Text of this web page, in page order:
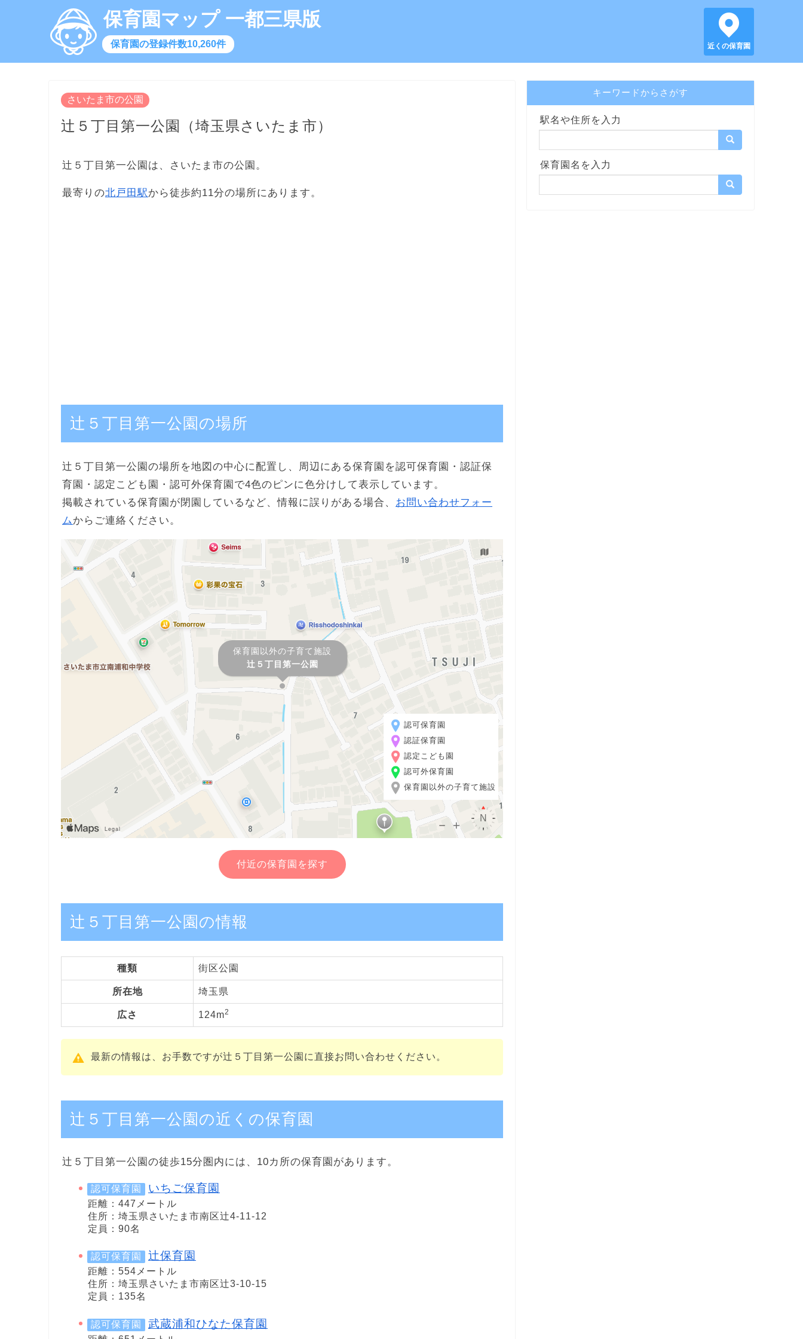
保育園マップ 一都三県版
保育園の登録件数10,260件 近くの保育園
さいたま市の公園
辻５丁目第一公園（埼玉県さいたま市）
辻５丁目第一公園は、さいたま市の公園。
最寄りの北戸田駅から徒歩約11分の場所にあります。
辻５丁目第一公園の場所
辻５丁目第一公園の場所を地図の中心に配置し、周辺にある保育園を認可保育園・認証保
育園・認定こども園・認可外保育園で4色のピンに色分けして表示しています。
掲載されている保育園が閉園しているなど、情報に誤りがある場合、 お問い合わせフォー
ム からご連絡ください。
保育園以外の子育て施設
辻５丁目第一公園
認可保育園
認証保育園
認定こども園
認可外保育園
保育園以外の子育て施設
付近の保育園を探す
辻５丁目第一公園の情報
種類 街区公園
所在地 埼玉県
広さ 124m2
最新の情報は、お手数ですが辻５丁目第一公園に直接お問い合わせください。
辻５丁目第一公園の近くの保育園
辻５丁目第一公園の徒歩15分圏内には、10カ所の保育園があります。
認可保育園 いちご保育園
距離：447メートル
住所：埼玉県さいたま市南区辻4-11-12
定員：90名
認可保育園 辻保育園
距離：554メートル
住所：埼玉県さいたま市南区辻3-10-15
定員：135名
認可保育園 武蔵浦和ひなた保育園
キーワードからさがす
駅名や住所を入力
保育園名を入力